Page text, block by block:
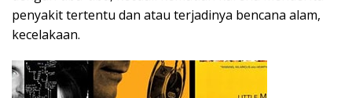
penyakit tertentu dan atau terjadinya bencana alam,
kecelakaan.